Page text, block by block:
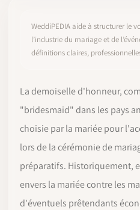
COMMENCER
WeddiPEDIA aide à structurer le
l’industrie du mariage et de
définitions claires,
La demoiselle d'honneur,
"bridesmaid" dans les pays
choisie par la mariée pour
lors de la cérémonie de
préparatifs. Historiquement,
envers la mariée contre les
d'éventuels prêtendants